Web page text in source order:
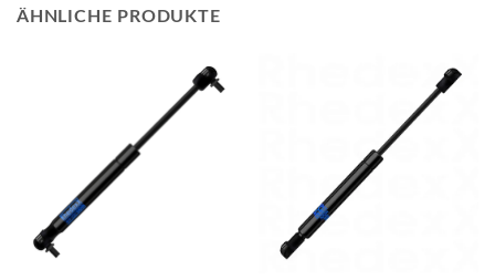
ÄHNLICHE PRODUKTE